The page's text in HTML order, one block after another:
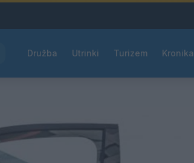
Družba Utrinki Turizem Kronika